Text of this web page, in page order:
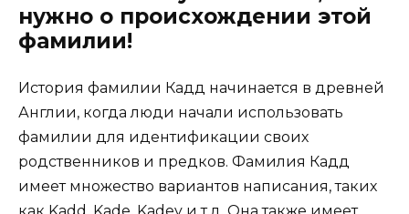
нужно о происхождении этой
фамилии!
История фамилии Кадд начинается в древней
Англии, когда люди начали использовать
фамилии для идентификации своих
родственников и предков. Фамилия Кадд
имеет множество вариантов написания, таких